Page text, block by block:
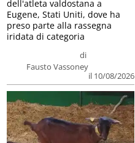
di
Fausto Vassoney
il 10/08/2026
dell'atleta valdostana a
Eugene, Stati Uniti, dove ha
preso parte alla rassegna
iridata di categoria